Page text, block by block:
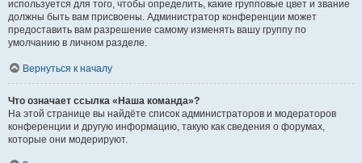
используется для того, чтобы определить, какие групповые цвет и звание
должны быть вам присвоены. Администратор конференции может
предоставить вам разрешение самому изменять вашу группу по
умолчанию в личном разделе.
Вернуться к началу
Что означает ссылка «Наша команда»?
На этой странице вы найдёте список администраторов и модераторов
конференции и другую информацию, такую как сведения о форумах,
которые они модерируют.